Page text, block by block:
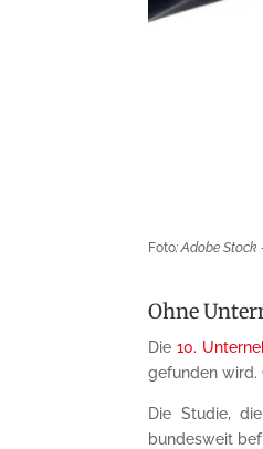
Foto: Adobe
Ohne
Die10.
gefunden wird.
Die Studie,
bundesweit